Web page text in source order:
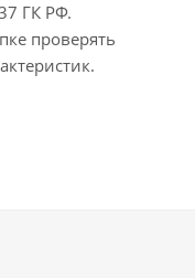
ГК РФ.
проверять